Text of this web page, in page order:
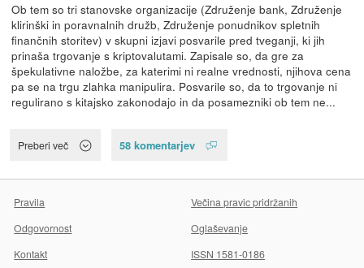
Ob tem so tri stanovske organizacije (Združenje bank, Združenje
klirinški in poravnalnih družb, Združenje ponudnikov spletnih
finančnih storitev) v skupni izjavi posvarile pred tveganji, ki jih
prinaša trgovanje s kriptovalutami. Zapisale so, da gre za
špekulativne naložbe, za katerimi ni realne vrednosti, njihova cena
pa se na trgu zlahka manipulira. Posvarile so, da to trgovanje ni
regulirano s kitajsko zakonodajo in da posamezniki ob tem ne...
Preberi več 58 komentarjev
Pravila
Večina pravic pridržanih
Odgovornost
Oglaševanje
Kontakt
ISSN 1581-0186